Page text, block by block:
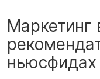
Маркетинг
ньюсфидах